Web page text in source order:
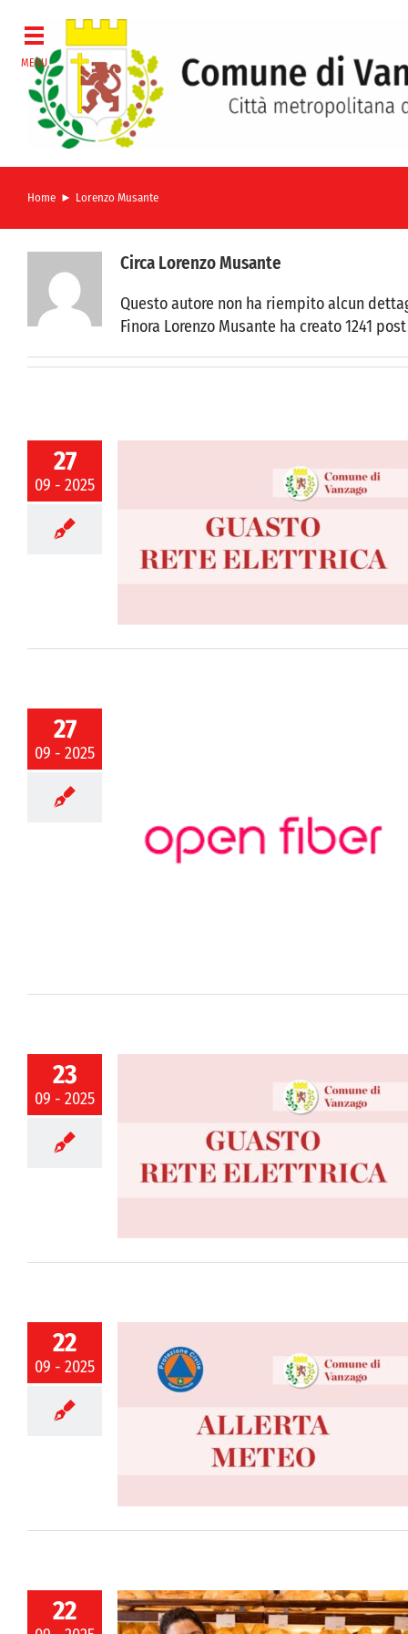
contenuto
Home Lorenzo Musante
Circa Lorenzo Musante
Questo autore non ha riempito alcun
Finora Lorenzo Musante ha creato 1241
27
09 - 2025
| Interventi
27
09 - 2025
23
09 - 2025
Monterosa
22
09 - 2025
dalle
22